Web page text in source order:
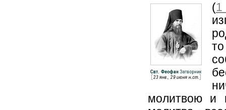
(
молитвою и